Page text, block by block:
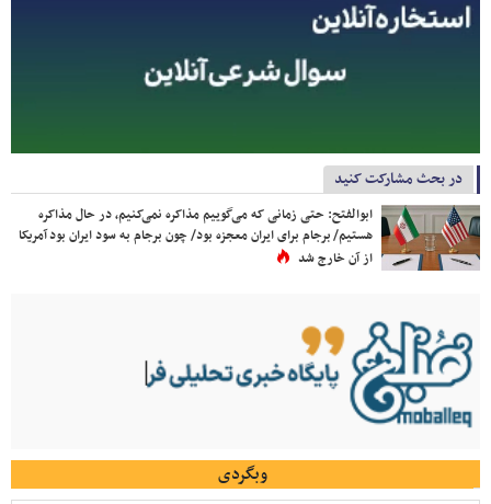
در بحث مشارکت کنید
ابوالفتح: حتی زمانی که می‌گوییم مذاکره نمی‌کنیم، در حال مذاکره
هستیم/ برجام برای ایران معجزه بود/ چون برجام به سود ایران بود آمریکا
از آن خارج شد
وبگردی